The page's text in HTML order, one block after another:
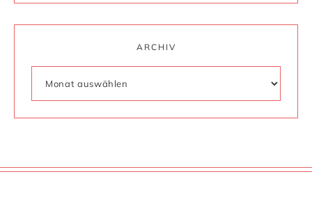
ARCHIV